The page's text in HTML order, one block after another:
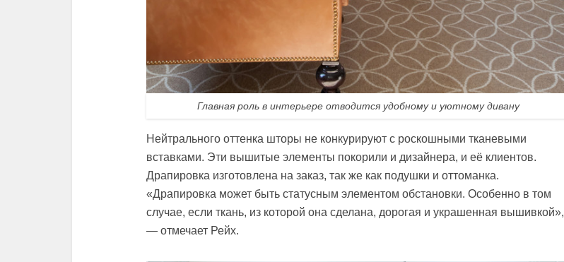
Главная роль в интерьере отводится удобному и уютному дивану
Нейтрального оттенка шторы не конкурируют с роскошными тканевыми
вставками. Эти вышитые элементы покорили и дизайнера, и её клиентов.
Драпировка изготовлена на заказ, так же как подушки и оттоманка.
«Драпировка может быть статусным элементом обстановки. Особенно в том
случае, если ткань, из которой она сделана, дорогая и украшенная вышивкой»,
— отмечает Рейх.